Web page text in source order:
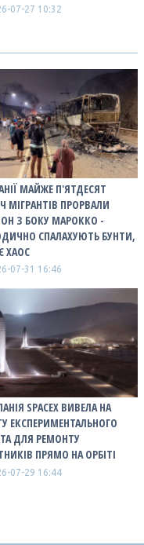
07-27 10:32
МАЙЖЕ П'ЯТДЕСЯТ
МІГРАНТІВ ПРОРВАЛИ
З БОКУ МАРОККО -
СПАЛАХУЮТЬ БУНТИ,
ХАОС
07-31 16:46
SPACEX ВИВЕЛА НА
ЕКСПЕРИМЕНТАЛЬНОГО
ДЛЯ РЕМОНТУ
ПРЯМО НА ОРБІТІ
07-29 16:44